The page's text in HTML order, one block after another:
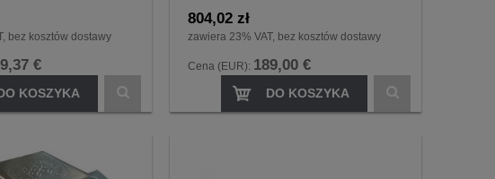
bez kosztów dostawy
€
KOSZYKA
804,02 zł
zawiera 23% VAT, bez kosztów dostawy
Cena (EUR): 189,00 €
DO KOSZYKA